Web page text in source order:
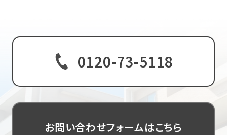
実績
お客様の声
不動産に関するご相談やご質問など、どんなことでも
ぜひお聞かせください。0120-73-5118
お問い合わせフォームはこちら